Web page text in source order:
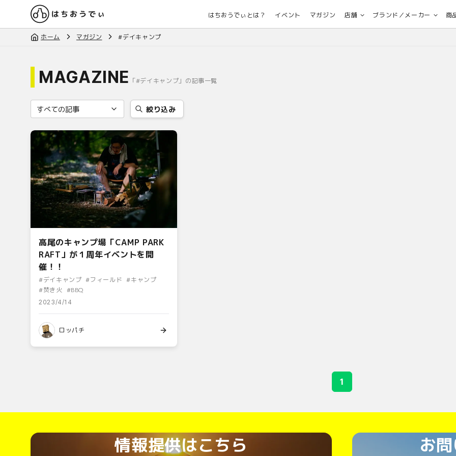
はちおうでぃとは？ イベント マガジン 店舗 ブランド／メーカー 商
ホーム マガジン #デイキャンプ
MAGAZINE 「#デイキャンプ」の記事一覧
絞り込み
高尾のキャンプ場「CAMP PARK
RAFT」が１周年イベントを開
催！！
#デイキャンプ #フィールド #キャンプ
#焚き火 #BBQ
2023/4/14
ロッパチ
1
情報提供はこちら お